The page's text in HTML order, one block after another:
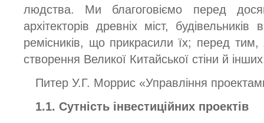
людства. Ми благоговіємо перед
архітекторів древніх міст,
ремісників, що прикрасили їх; перед тим,
створення Великої Китайської стіни й
Питер У.Г. Моррис «Управління
1.1. Сутність інвестиційних проектів